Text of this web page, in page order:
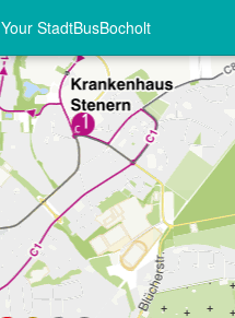
Your StadtBusBocholt